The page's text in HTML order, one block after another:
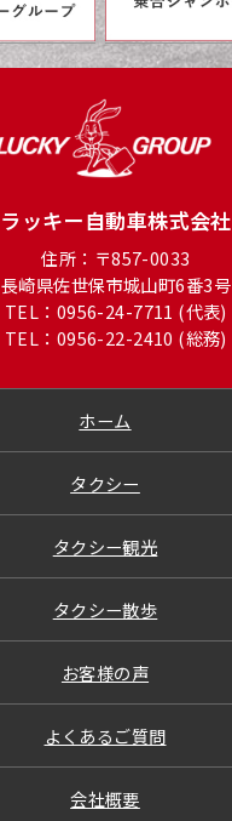
ラッキー自動車株式会社
住所：〒857-0033
長崎県佐世保市城山町6番3号
TEL：0956-24-7711 (代表)
TEL：0956-22-2410 (総務)
ホーム
タクシー
タクシー観光
タクシー散歩
お客様の声
よくあるご質問
会社概要